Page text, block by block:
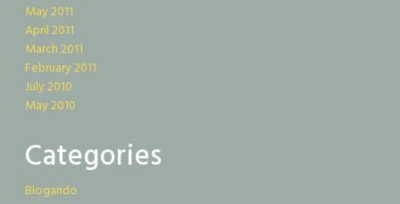
May 2011
April 2011
March 2011
February 2011
July 2010
May 2010
Categories
Blogando